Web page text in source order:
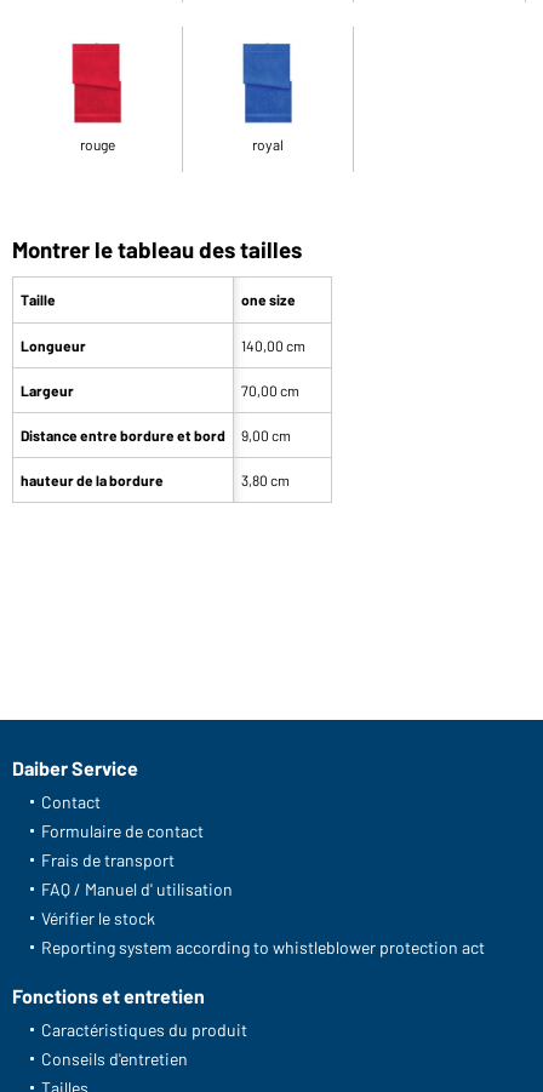
rouge royal
Montrer le tableau des tailles
Taille
Longueur
Largeur
Distance entre bordure et bord
hauteur de la bordure
one size
140,00 cm
70,00 cm
9,00 cm
3,80 cm
Daiber Service
Contact
Formulaire de contact
Frais de transport
FAQ / Manuel d' utilisation
Vérifier le stock
Reporting system according to whistleblower protection act
Fonctions et entretien
Caractéristiques du produit
Conseils d'entretien
Tailles